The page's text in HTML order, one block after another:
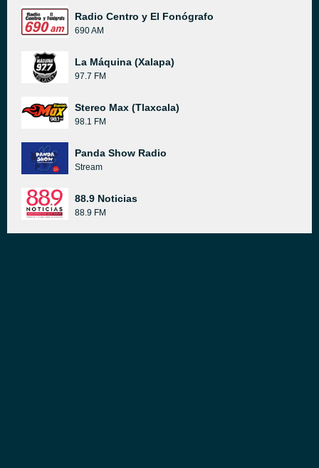
Radio Centro y El Fonógrafo
690 AM
La Máquina (Xalapa)
97.7 FM
Stereo Max (Tlaxcala)
98.1 FM
Panda Show Radio
Stream
88.9 Noticias
88.9 FM